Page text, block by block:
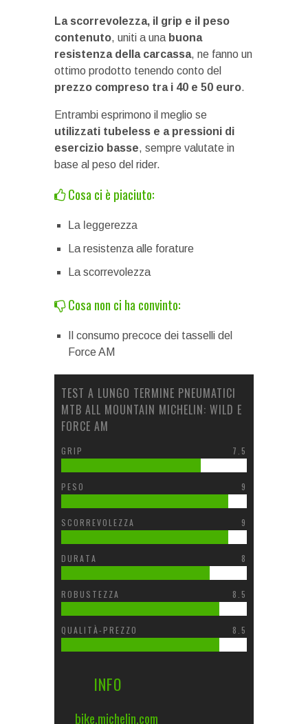
La scorrevolezza, il grip e il peso
contenuto, uniti a una buona
resistenza della carcassa, ne fanno un
ottimo prodotto tenendo conto del
prezzo compreso tra i 40 e 50 euro.
Entrambi esprimono il meglio se
utilizzati tubeless e a pressioni di
esercizio basse, sempre valutate in
base al peso del rider.
Cosa ci è piaciuto:
La leggerezza
La resistenza alle forature
La scorrevolezza
Cosa non ci ha convinto:
Il consumo precoce dei tasselli del
Force AM
TEST A LUNGO TERMINE PNEUMATICI
MTB ALL MOUNTAIN MICHELIN: WILD E
FORCE AM
GRIP 7.5
PESO 9
SCORREVOLEZZA 9
DURATA 8
ROBUSTEZZA 8.5
QUALITÀ-PREZZO 8.5
INFO
bike.michelin.com